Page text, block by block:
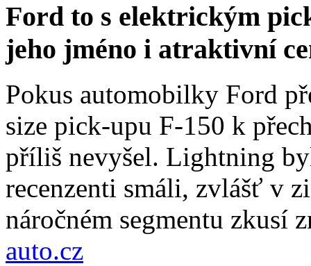
Ford to s elektrickým
jeho jméno i atraktivní
Pokus automobilky Ford
size pick-upu F-150 k
příliš nevyšel. Lightning
recenzenti smáli, zvlášť v
náročném segmentu zkusí
auto.cz